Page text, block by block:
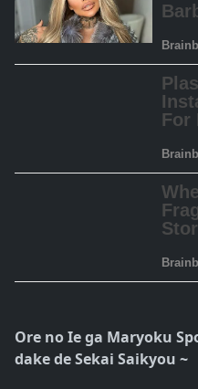
Ore no Ie ga Maryoku
dake de Sekai Saikyou ~